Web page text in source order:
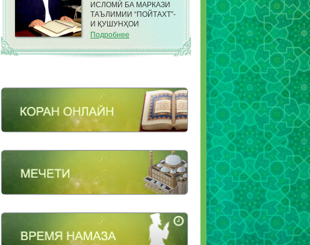
ИСЛОМӢ БА МАРКАЗИ
ТАЪЛИМИИ “ПОЙТАХТ”-
И ҚУШУНҲОИ
САРҲАДИИ КДАМ ДАР
ШАҲРИ ДУШАНБЕ
Подробнее